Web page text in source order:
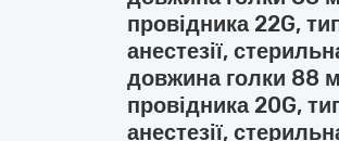
провідника 22G,
анестезії,
довжина голки 88
провідника 20G,
анестезії,